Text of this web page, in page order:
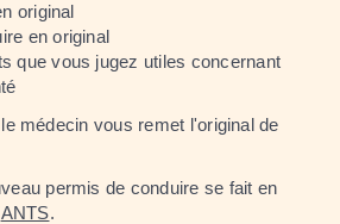
original
en original
que vous jugez utiles concernant
médecin vous remet l'original de
permis de conduire se fait en
ANTS.